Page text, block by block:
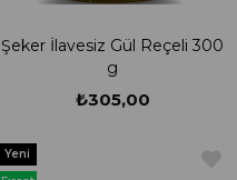
Şeker İlavesiz Gül Reçeli 300
g
₺305,00
Yeni
Ürün